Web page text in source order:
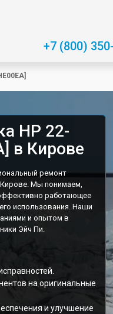
+7 (800)
HP 22-
в Кирове
ремонт
Кирове. Мы понимаем,
работающее
использования. Наши
и опытом в
Эйч Пи.
на оригинальные
и улучшение